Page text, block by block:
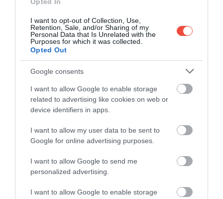
I want to opt-out of Collection, Use,
Retention, Sale, and/or Sharing of my
Personal Data that Is Unrelated with the
Purposes for which it was collected.
Opted Out
Google consents
I want to allow Google to enable storage
related to advertising like cookies on web or
device identifiers in apps.
I want to allow my user data to be sent to
Google for online advertising purposes.
I want to allow Google to send me
personalized advertising.
I want to allow Google to enable storage
albérletgondok történtek."
– mondta.
Bár a külföldön élők életének egyes aspektusait
egyedül is meg lehet oldani, O'Farrell hangsúlyozza,
hogy az adózási, bevándorlási és jogi kérdéseket a
legjobb szakemberrel megbeszélni.